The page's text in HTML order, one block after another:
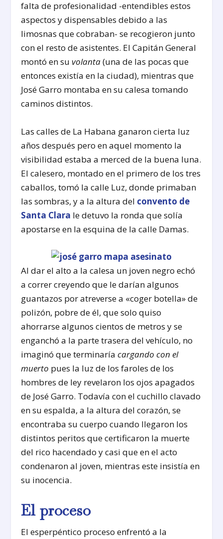
falta de profesionalidad -entendibles estos
aspectos y dispensables debido a las
limosnas que cobraban- se recogieron junto
con el resto de asistentes. El Capitán General
montó en suvolanta(una de las pocas que
entonces existía en la ciudad), mientras que
José Garro montaba en su calesa tomando
caminos distintos.
Las calles de La Habana ganaron cierta luz
años después pero en aquel momento la
visibilidad estaba a merced de la buena luna.
El calesero, montado en el primero de los tres
caballos, tomó la calle Luz, donde primaban
las sombras, y a la altura del convento de
Santa Clara le detuvo la ronda que solía
apostarse en la esquina de la calle Damas.
Al dar el alto a la calesa un joven negro echó
a correr creyendo que le darían algunos
guantazos por atreverse a «coger botella» de
polizón, pobre de él, que solo quiso
ahorrarse algunos cientos de metros y se
enganchó a la parte trasera del vehículo, no
imaginó que terminaríacargando con el
muerto pues la luz de los faroles de los
hombres de ley revelaron los ojos apagados
de José Garro. Todavía con el cuchillo clavado
en su espalda, a la altura del corazón, se
encontraba su cuerpo cuando llegaron los
distintos peritos que certificaron la muerte
del rico hacendado y casi que en el acto
condenaron al joven, mientras este insistía en
su inocencia.
El proceso
El esperpéntico proceso enfrentó a la